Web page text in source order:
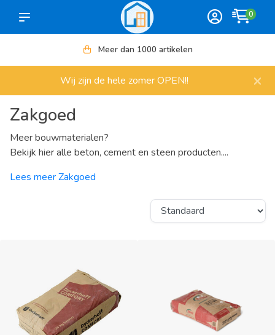
0
Meer dan 1000 artikelen
Wij zijn de hele zomer OPEN!! ×
Zakgoed
Meer bouwmaterialen?
Bekijk hier alle beton, cement en steen producten....
Lees meer Zakgoed